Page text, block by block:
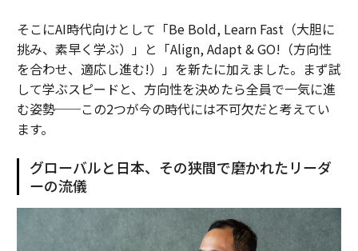
そこにAI時代向けとして「Be Bold, Learn Fast（大胆に
挑み、素早く学ぶ）」と「Align, Adapt & GO!（方向性
を合わせ、適応し進む!）」を新たに加えました。まず試
して学ぶスピードと、方向性を決めたら全員で一気に進
む姿勢──この2つが今の時代には不可欠だと考えてい
ます。
グローバルと日本、その狭間で磨かれたリーダ
ーの流儀